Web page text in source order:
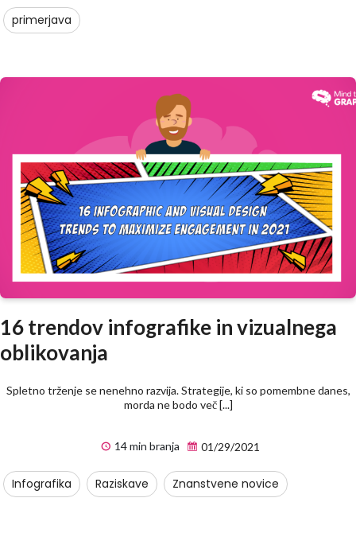
primerjava
16 trendov infografike in vizualnega
oblikovanja
Spletno trženje se nenehno razvija. Strategije, ki so pomembne danes,
morda ne bodo več [...]
14 min branja 01/29/2021
Infografika Raziskave Znanstvene novice